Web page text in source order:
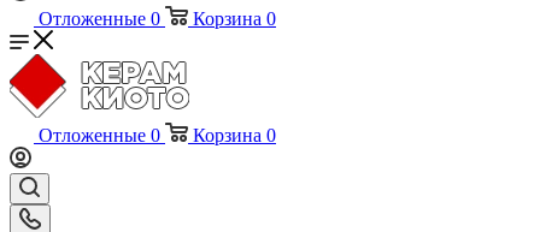
Отложенные 0 Корзина 0
Отложенные 0 Корзина 0